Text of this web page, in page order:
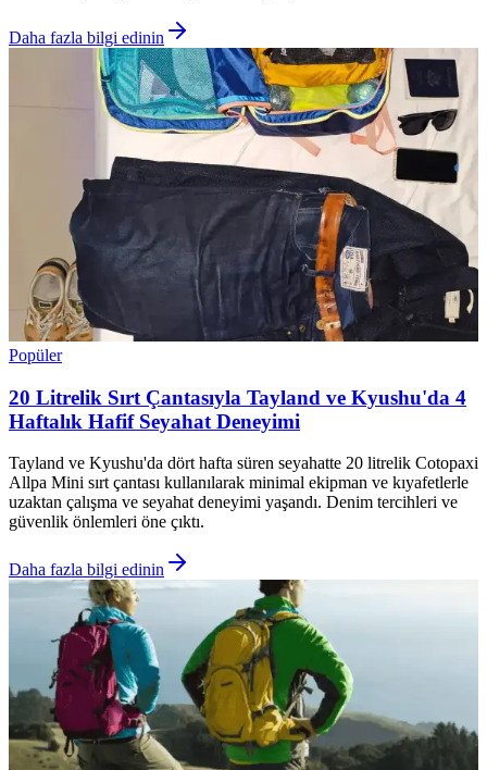
Daha fazla bilgi edinin
Popüler
20 Litrelik Sırt Çantasıyla Tayland ve Kyushu'da 4
Haftalık Hafif Seyahat Deneyimi
Tayland ve Kyushu'da dört hafta süren seyahatte 20 litrelik Cotopaxi
Allpa Mini sırt çantası kullanılarak minimal ekipman ve kıyafetlerle
uzaktan çalışma ve seyahat deneyimi yaşandı. Denim tercihleri ve
güvenlik önlemleri öne çıktı.
Daha fazla bilgi edinin